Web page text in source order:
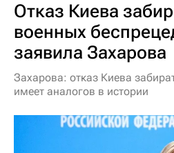
Отказ Киева
военных
заявила Захарова
Захарова: отказ Киева
имеет аналогов в истории